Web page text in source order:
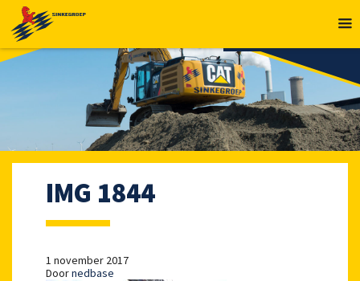
IMG 1844
1 november 2017
Doornedbase